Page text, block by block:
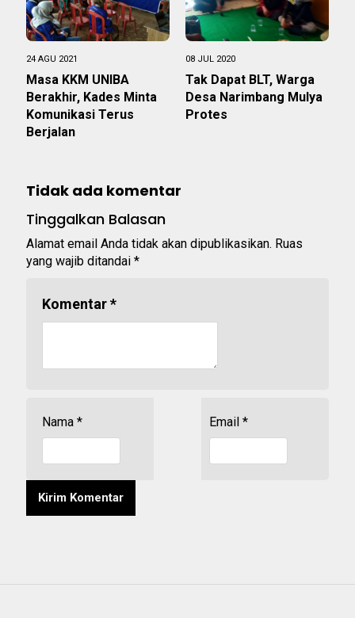
24 AGU 2021
Masa KKM UNIBA
Berakhir, Kades Minta
Komunikasi Terus
Berjalan
08 JUL 2020
Tak Dapat BLT, Warga
Desa Narimbang Mulya
Protes
Tidak ada komentar
Tinggalkan Balasan
Alamat email Anda tidak akan dipublikasikan. Ruas
yang wajib ditandai *
Komentar*
Nama * Email *